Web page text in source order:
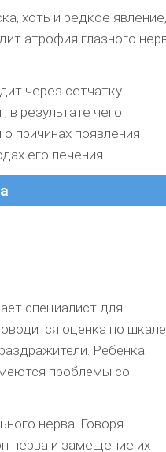
хоть и редкое явление,
атрофия глазного
через сетчатку
в результате чего
причинах появления
его лечения.
специалист для
оценка по шкале
Ребенка
проблемы со
нерва. Говоря
нерва и замещение их